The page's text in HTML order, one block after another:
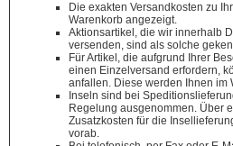
Die exakten Versandkosten zu
Warenkorb angezeigt.
Aktionsartikel, die wir innerhalb
versenden, sind als solche
Für Artikel, die aufgrund Ihrer
einen Einzelversand erfordern,
anfallen. Diese werden Ihnen im
Inseln sind bei
Regelung ausgenommen. Über
Zusatzkosten für die
vorab.